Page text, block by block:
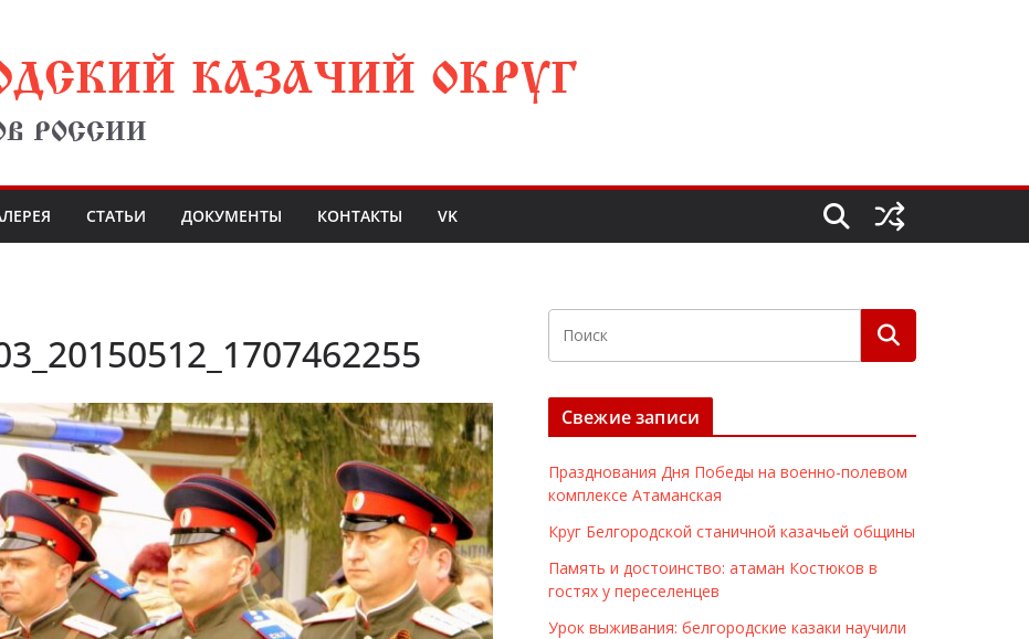
КАЗАЧИЙ ОКРУГ
РОССИИ
СТАТЬИ ДОКУМЕНТЫ КОНТАКТЫ VK
Свежие записи
Празднования Дня Победы на военно-полевом
комплексе Атаманская
Круг Белгородской станичной казачьей общины
Память и достоинство: атаман Костюков в
гостях у переселенцев
Урок выживания: белгородские казаки научили